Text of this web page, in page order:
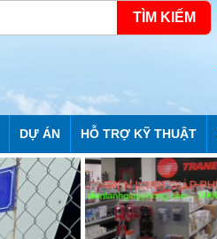
TÌM KIẾM
DỰ ÁN HỖ TRỢ KỸ THUẬT